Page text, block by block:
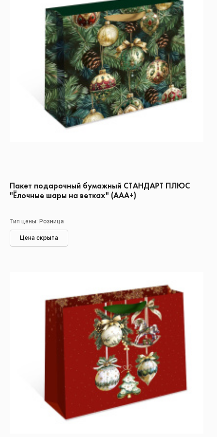
Пакет подарочный бумажный СТАНДАРТ ПЛЮС
"Ёлочные шары на ветках" (ААА+)
Тип цены: Розница
Цена скрыта